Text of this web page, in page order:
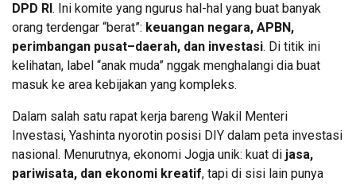
DPD RI. Ini komite yang ngurus hal-hal yang buat banyak
orang terdengar “berat”: keuangan negara, APBN,
perimbangan pusat–daerah, dan investasi. Di titik ini
kelihatan, label “anak muda” nggak menghalangi dia buat
masuk ke area kebijakan yang kompleks.
Dalam salah satu rapat kerja bareng Wakil Menteri
Investasi, Yashinta nyorotin posisi DIY dalam peta investasi
nasional. Menurutnya, ekonomi Jogja unik: kuat di jasa,
pariwisata, dan ekonomi kreatif, tapi di sisi lain punya